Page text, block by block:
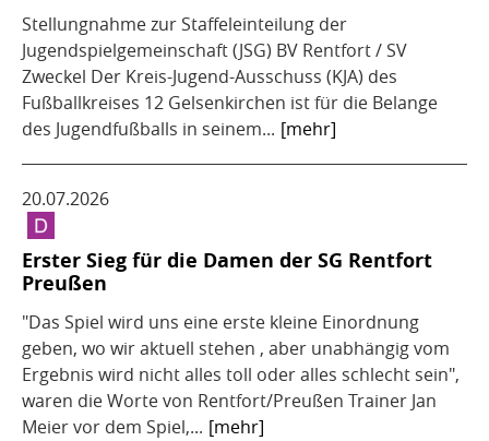
Stellungnahme zur Staffeleinteilung der
Jugendspielgemeinschaft (JSG) BV Rentfort / SV
Zweckel Der Kreis-Jugend-Ausschuss (KJA) des
Fußballkreises 12 Gelsenkirchen ist für die Belange
des Jugendfußballs in seinem... [mehr]
20.07.2026
Erster Sieg für die Damen der SG Rentfort
Preußen
"Das Spiel wird uns eine erste kleine Einordnung
geben, wo wir aktuell stehen , aber unabhängig vom
Ergebnis wird nicht alles toll oder alles schlecht sein",
waren die Worte von Rentfort/Preußen Trainer Jan
Meier vor dem Spiel,... [mehr]